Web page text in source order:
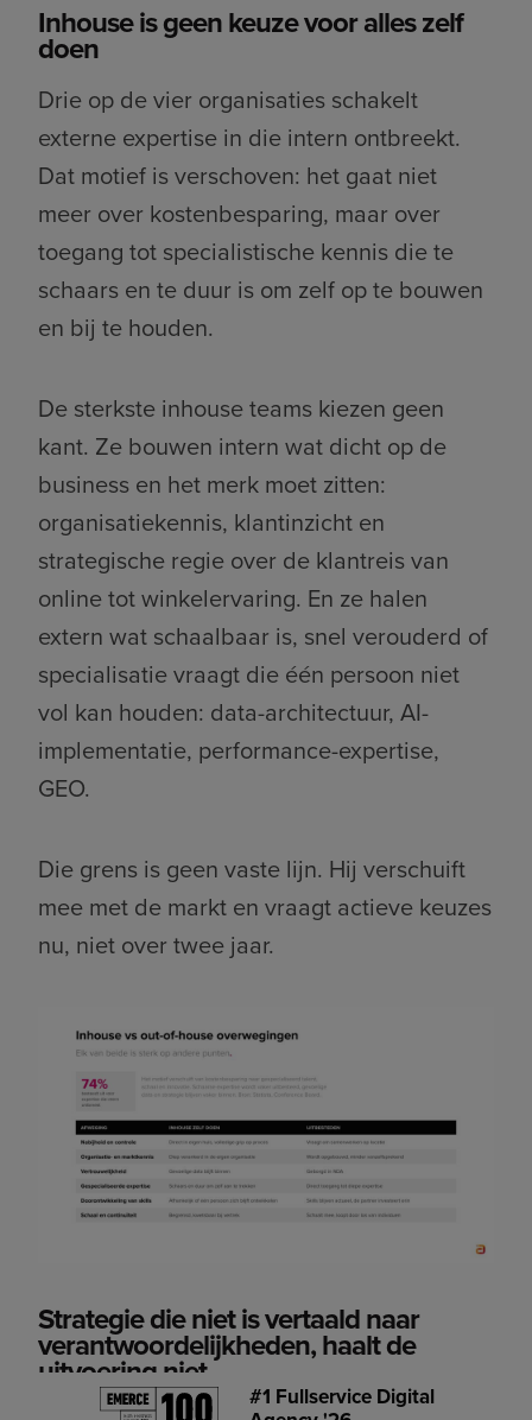
Inhouse is geen keuze voor alles zelf
doen
Drie op de vier organisaties schakelt
externe expertise in die intern ontbreekt.
Dat motief is verschoven: het gaat niet
meer over kostenbesparing, maar over
toegang tot specialistische kennis die te
schaars en te duur is om zelf op te bouwen
en bij te houden.
De sterkste inhouse teams kiezen geen
kant. Ze bouwen intern wat dicht op de
business en het merk moet zitten:
organisatiekennis, klantinzicht en
strategische regie over de klantreis van
online tot winkelervaring. En ze halen
extern wat schaalbaar is, snel verouderd of
specialisatie vraagt die één persoon niet
vol kan houden: data-architectuur, AI-
implementatie, performance-expertise,
GEO.
Die grens is geen vaste lijn. Hij verschuift
mee met de markt en vraagt actieve keuzes
nu, niet over twee jaar.
Strategie die niet is vertaald naar
verantwoordelijkheden, haalt de
uitvoering niet
#1 Fullservice Digital